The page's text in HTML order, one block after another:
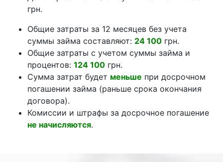
грн.
Общие затраты за 12 месяцев без учета
суммы займа составляют: 24 100 грн.
Общие затраты с учетом суммы займа и
процентов: 124 100 грн.
Сумма затрат будет меньше при досрочном
погашении займа (раньше срока окончания
договора).
Комиссии и штрафы за досрочное погашение
не начисляются.